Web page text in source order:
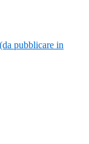
pubblicare in